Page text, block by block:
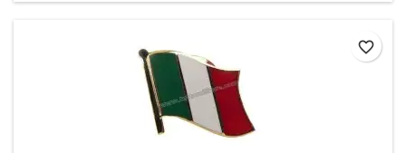
favorite_border